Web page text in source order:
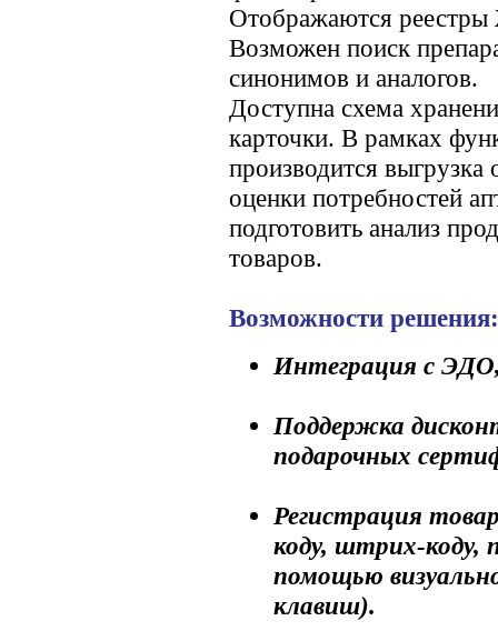
Отображаются
Возможен поиск
синонимов и аналогов.
Доступна схема
карточки. В рамках
производится выгрузка
оценки потребностей
подготовить анализ
товаров.
Возможности решения:
Интеграция с
Поддержка
подарочных
Регистрация
коду, штрих-коду,
помощью
клавиш).